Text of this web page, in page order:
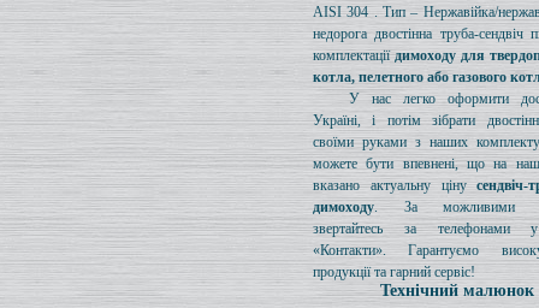
AISI 304 . Тип – Нержавійка/
недорога двостінна труба-сендвіч
комплектаціїдимоходу для
котла, пелетного або газового
У нас легко оформити
Україні, і потім зібрати
своїми руками з наших
можете бути впевнені, що на
вказано актуальну ціну
димоходу. За можливими
звертайтесь за телефонами
«Контакти». Гарантуємо
продукції та гарний сервіс!
Технічний малюнок